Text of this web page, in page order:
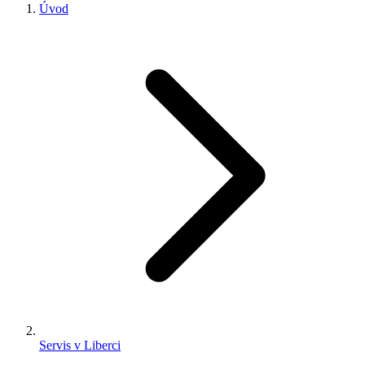
Úvod
Servis v Liberci